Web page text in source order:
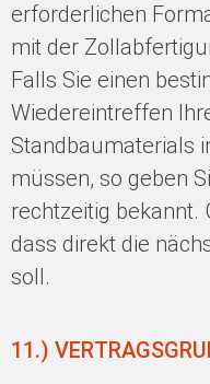
erforderlichen
mit der
Falls Sie einen
Wiedereintreffen
Standbaumaterials
müssen, so geben
rechtzeitig bekannt.
dass direkt die
soll.
11.)